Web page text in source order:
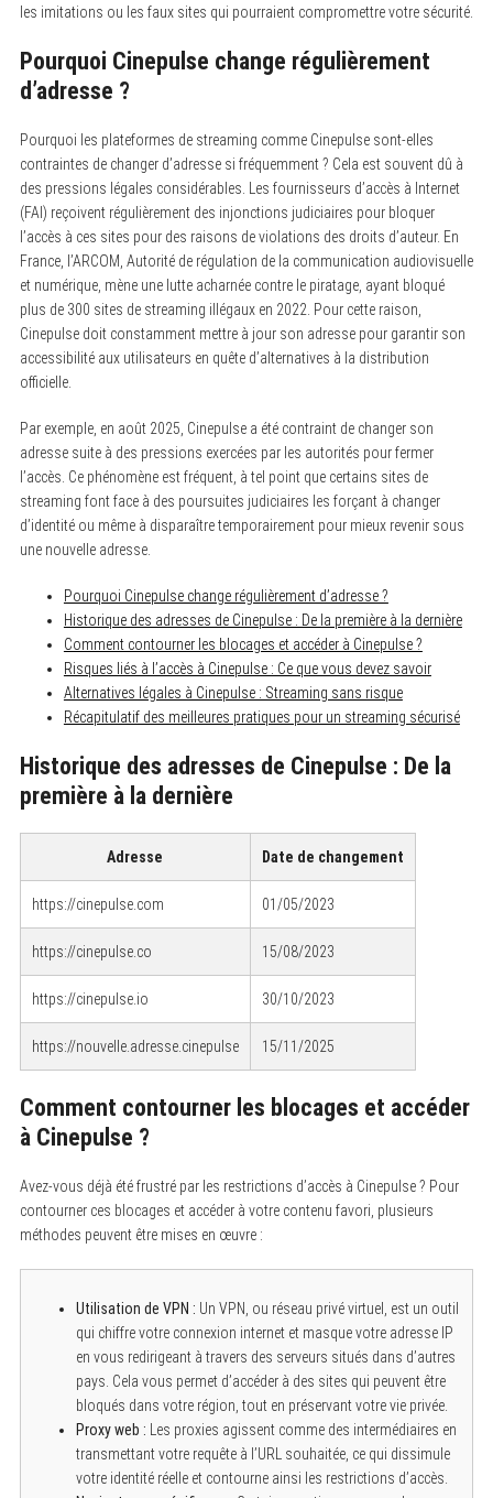
les imitations ou les faux sites qui pourraient compromettre votre sécurité.
Pourquoi Cinepulse change régulièrement
d’adresse ?
Pourquoi les plateformes de streaming comme Cinepulse sont-elles
contraintes de changer d’adresse si fréquemment ? Cela est souvent dû à
des pressions légales considérables. Les fournisseurs d’accès à Internet
(FAI) reçoivent régulièrement des injonctions judiciaires pour bloquer
l’accès à ces sites pour des raisons de violations des droits d’auteur. En
France, l’ARCOM, Autorité de régulation de la communication audiovisuelle
et numérique, mène une lutte acharnée contre le piratage, ayant bloqué
plus de 300 sites de streaming illégaux en 2022. Pour cette raison,
Cinepulse doit constamment mettre à jour son adresse pour garantir son
accessibilité aux utilisateurs en quête d’alternatives à la distribution
officielle.
Par exemple, en août 2025, Cinepulse a été contraint de changer son
adresse suite à des pressions exercées par les autorités pour fermer
l’accès. Ce phénomène est fréquent, à tel point que certains sites de
streaming font face à des poursuites judiciaires les forçant à changer
d’identité ou même à disparaître temporairement pour mieux revenir sous
une nouvelle adresse.
Pourquoi Cinepulse change régulièrement d’adresse ?
Historique des adresses de Cinepulse : De la première à la dernière
Comment contourner les blocages et accéder à Cinepulse ?
Risques liés à l’accès à Cinepulse : Ce que vous devez savoir
Alternatives légales à Cinepulse : Streaming sans risque
Récapitulatif des meilleures pratiques pour un streaming sécurisé
Historique des adresses de Cinepulse : De la
première à la dernière
Adresse Date de changement
https://cinepulse.com 01/05/2023
https://cinepulse.co 15/08/2023
https://cinepulse.io 30/10/2023
https://nouvelle.adresse.cinepulse 15/11/2025
Comment contourner les blocages et accéder
à Cinepulse ?
Avez-vous déjà été frustré par les restrictions d’accès à Cinepulse ? Pour
contourner ces blocages et accéder à votre contenu favori, plusieurs
méthodes peuvent être mises en œuvre :
Utilisation de VPN : Un VPN, ou réseau privé virtuel, est un outil
qui chiffre votre connexion internet et masque votre adresse IP
en vous redirigeant à travers des serveurs situés dans d’autres
pays. Cela vous permet d’accéder à des sites qui peuvent être
bloqués dans votre région, tout en préservant votre vie privée.
Proxy web : Les proxies agissent comme des intermédiaires en
transmettant votre requête à l’URL souhaitée, ce qui dissimule
votre identité réelle et contourne ainsi les restrictions d’accès.